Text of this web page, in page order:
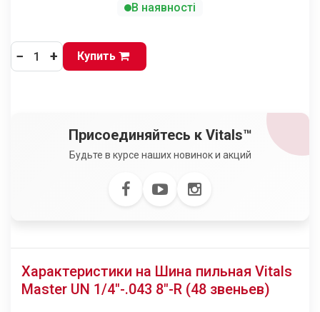
В наявності
− + Купить
Присоединяйтесь к Vitals™
Будьте в курсе наших новинок и акций
Характеристики на Шина пильная Vitals
Master UN 1/4"-.043 8"-R (48 звеньев)